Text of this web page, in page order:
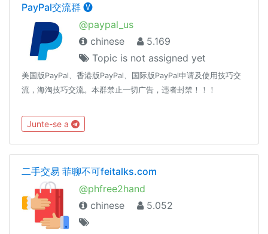
PayPal交流群 🅥
@paypal_us
chinese
5.169
Topic is not assigned yet
美国版PayPal、香港版PayPal、国际版PayPal申请及使用技巧交
流，海淘技巧交流。本群禁止一切广告，违者封禁！！！
Junte-se a
二手交易 菲聊不可feitalks.com
@phfree2hand
chinese
5.052